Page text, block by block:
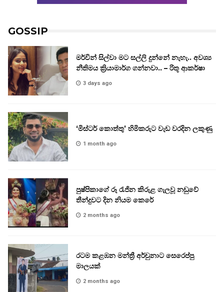
GOSSIP
මර්වින් සිල්වා මට සල්ලි දුන්නේ නැහැ.. අවශ්‍ය
නීතිමය ක්‍රියාමාර්ග ගන්නවා.. – රිතූ ආකර්ෂා
3 days ago
‘මිස්ටර් කොත්තු’ හිමිකරුට වැඩ වරදින ලකුණු
1 month ago
පුෂ්පිකාගේ රූ රැජින කිරුළ ගැලවූ නඩුවේ
තීන්දුවට දින නියම කෙරේ
2 months ago
රටම කළඹන මන්ත්‍රී අර්චුනාට සෙරෙප්පු
මාලයක්
2 months ago